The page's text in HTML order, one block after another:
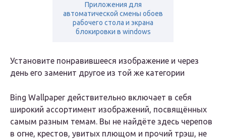
Приложения для
автоматической смены обоев
рабочего стола и экрана
блокировки в windows
Установите понравившееся изображение и через
день его заменит другое из той же категории
Bing Wallpaper действительно включает в себя
широкий ассортимент изображений, посвящённых
самым разным темам. Вы не найдёте здесь черепов
в огне, крестов, увитых плющом и прочий трэш, не